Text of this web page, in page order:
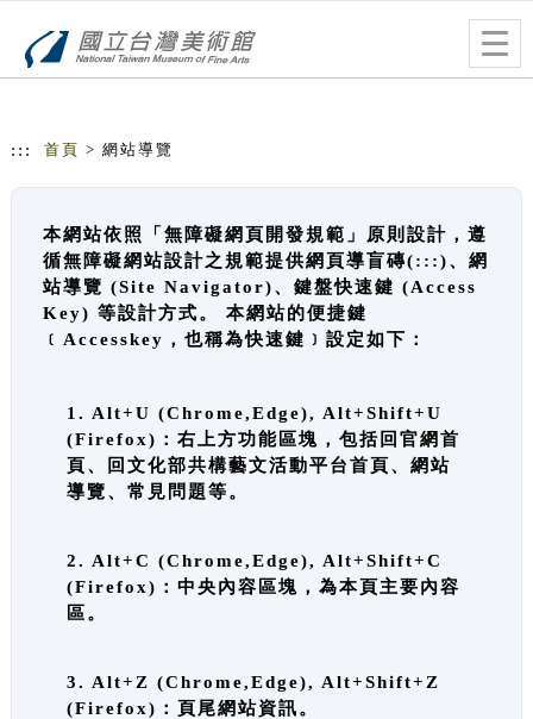
::: 首頁 > 網站導覽
本網站依照「無障礙網頁開發規範」原則設計，遵
循無障礙網站設計之規範提供網頁導盲磚(:::)、網
站導覽 (Site Navigator)、鍵盤快速鍵 (Access
Key) 等設計方式。 本網站的便捷鍵
﹝Accesskey，也稱為快速鍵﹞設定如下：
1. Alt+U (Chrome,Edge), Alt+Shift+U
(Firefox)：右上方功能區塊，包括回官網首
頁、回文化部共構藝文活動平台首頁、網站
導覽、常見問題等。
2. Alt+C (Chrome,Edge), Alt+Shift+C
(Firefox)：中央內容區塊，為本頁主要內容
區。
3. Alt+Z (Chrome,Edge), Alt+Shift+Z
(Firefox)：頁尾網站資訊。